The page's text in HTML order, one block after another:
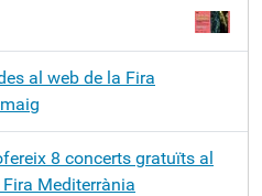
al web de la Fira
8 concerts gratuïts al
Fira Mediterrània